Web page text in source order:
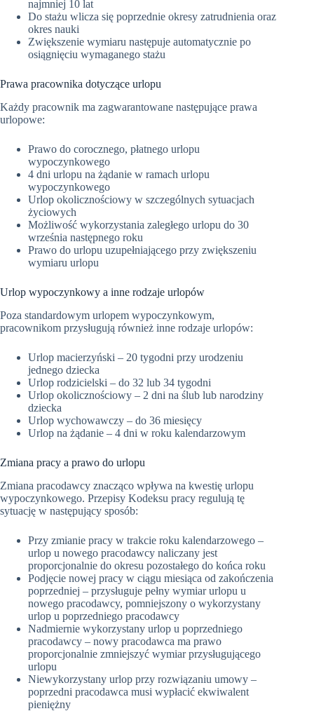
najmniej 10 lat
Do stażu wlicza się poprzednie okresy zatrudnienia oraz
okres nauki
Zwiększenie wymiaru następuje automatycznie po
osiągnięciu wymaganego stażu
Prawa pracownika dotyczące urlopu
Każdy pracownik ma zagwarantowane następujące prawa
urlopowe:
Prawo do corocznego, płatnego urlopu
wypoczynkowego
4 dni urlopu na żądanie w ramach urlopu
wypoczynkowego
Urlop okolicznościowy w szczególnych sytuacjach
życiowych
Możliwość wykorzystania zaległego urlopu do 30
września następnego roku
Prawo do urlopu uzupełniającego przy zwiększeniu
wymiaru urlopu
Urlop wypoczynkowy a inne rodzaje urlopów
Poza standardowym urlopem wypoczynkowym,
pracownikom przysługują również inne rodzaje urlopów:
Urlop macierzyński – 20 tygodni przy urodzeniu
jednego dziecka
Urlop rodzicielski – do 32 lub 34 tygodni
Urlop okolicznościowy – 2 dni na ślub lub narodziny
dziecka
Urlop wychowawczy – do 36 miesięcy
Urlop na żądanie – 4 dni w roku kalendarzowym
Zmiana pracy a prawo do urlopu
Zmiana pracodawcy znacząco wpływa na kwestię urlopu
wypoczynkowego. Przepisy Kodeksu pracy regulują tę
sytuację w następujący sposób:
Przy zmianie pracy w trakcie roku kalendarzowego –
urlop u nowego pracodawcy naliczany jest
proporcjonalnie do okresu pozostałego do końca roku
Podjęcie nowej pracy w ciągu miesiąca od zakończenia
poprzedniej – przysługuje pełny wymiar urlopu u
nowego pracodawcy, pomniejszony o wykorzystany
urlop u poprzedniego pracodawcy
Nadmiernie wykorzystany urlop u poprzedniego
pracodawcy – nowy pracodawca ma prawo
proporcjonalnie zmniejszyć wymiar przysługującego
urlopu
Niewykorzystany urlop przy rozwiązaniu umowy –
poprzedni pracodawca musi wypłacić ekwiwalent
pieniężny